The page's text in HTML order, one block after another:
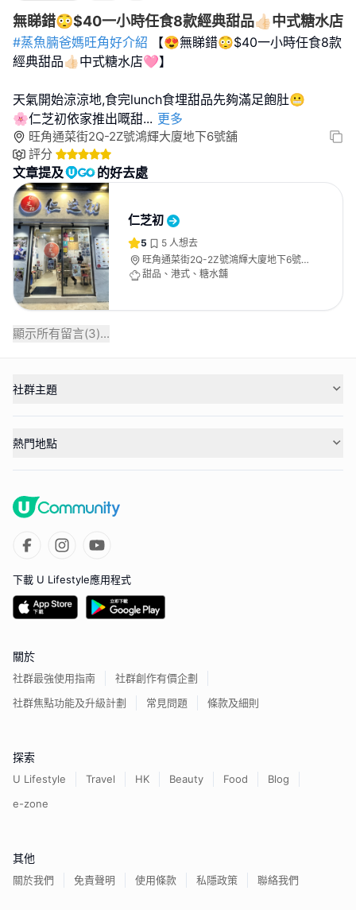
無睇錯😳$40一小時任食8款經典甜品👍🏻中式糖水店
#蒸魚腩爸媽旺角好介紹
【😍無睇錯😳$40一小時任食8款
經典甜品👍🏻中式糖水店🩷】
天氣開始涼涼地,食完lunch食埋甜品先夠滿足飽肚😬
🌸仁芝初依家推出嘅甜... 更多
旺角通菜街2Q-2Z號鴻輝大廈地下6號舖
評分
文章提及 的好去處
仁芝初
5 5 人想去
旺角通菜街2Q-2Z號鴻輝大廈地下6號
舖
甜品、港式、糖水舖
顯示所有留言(3)...
社群主題
熱門地點
下載 U Lifestyle應用程式
關於
社群最強使用指南
社群創作有價企劃
社群焦點功能及升級計劃
常見問題 條款及細則
探索
U Lifestyle Travel HK Beauty Food
Blog
e-zone
其他
關於我們 免責聲明 使用條款 私隱政策 聯絡我們